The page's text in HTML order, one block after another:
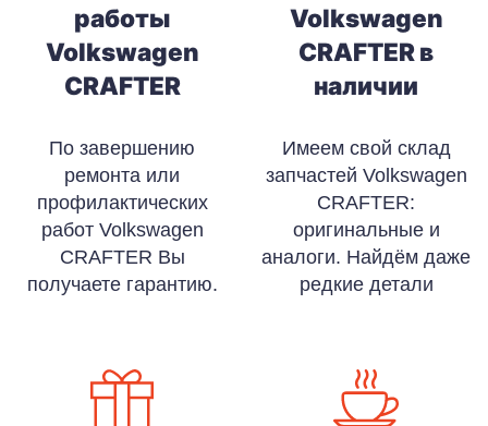
работы
Volkswagen
CRAFTER
По завершению
ремонта или
профилактических
работ Volkswagen
CRAFTER Вы
получаете гарантию.
Volkswagen
CRAFTER в
наличии
Имеем свой склад
запчастей Volkswagen
CRAFTER:
оригинальные и
аналоги. Найдём даже
редкие детали